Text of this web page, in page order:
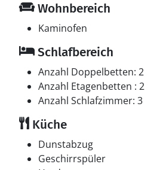
Wohnbereich
Kaminofen
Schlafbereich
Anzahl Doppelbetten: 2
Anzahl Etagenbetten : 2
Anzahl Schlafzimmer: 3
Küche
Dunstabzug
Geschirrspüler